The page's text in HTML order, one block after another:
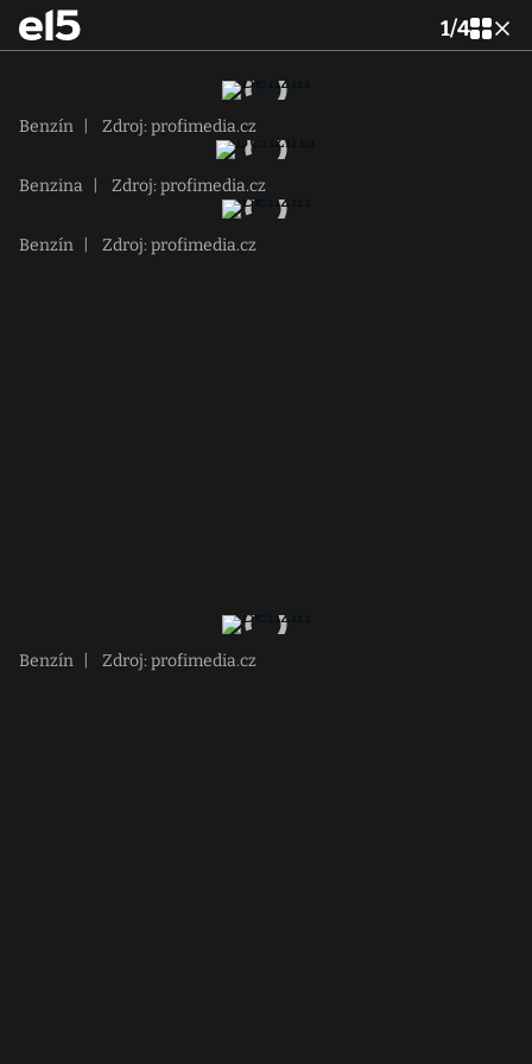
1/4
Benzín Zdroj: profimedia.cz
Benzina Zdroj: profimedia.cz
Benzín Zdroj: profimedia.cz
Benzín Zdroj: profimedia.cz